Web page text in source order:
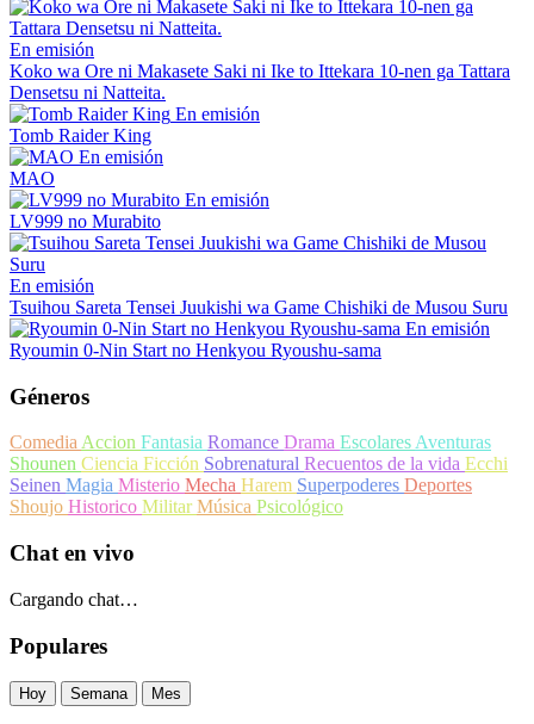
En emisión
Koko wa Ore ni Makasete Saki ni Ike to Ittekara 10-nen ga Tattara
Densetsu ni Natteita.
En emisión
Tomb Raider King
En emisión
MAO
En emisión
LV999 no Murabito
En emisión
Tsuihou Sareta Tensei Juukishi wa Game Chishiki de Musou Suru
En emisión
Ryoumin 0-Nin Start no Henkyou Ryoushu-sama
Géneros
ComediaAccion Fantasia Romance Drama EscolaresAventuras
Shounen Ciencia Ficción Sobrenatural Recuentos de la vida Ecchi
Seinen Magia Misterio Mecha Harem Superpoderes Deportes
Shoujo Historico MilitarMúsica Psicológico
Chat en vivo
Cargando chat…
Populares
Hoy Semana Mes